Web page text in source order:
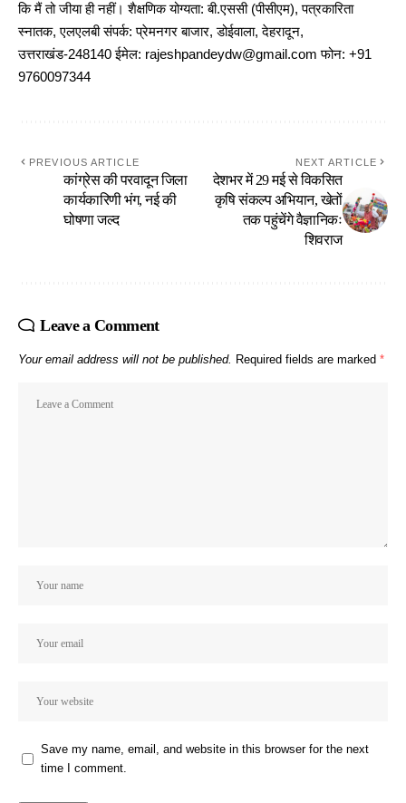
कि मैं तो जीया ही नहीं। शैक्षणिक योग्यता: बी.एससी (पीसीएम), पत्रकारिता
स्नातक, एलएलबी संपर्क: प्रेमनगर बाजार, डोईवाला, देहरादून,
उत्तराखंड-248140 ईमेल: rajeshpandeydw@gmail.com फोन: +91
9760097344
PREVIOUS ARTICLE
कांग्रेस की परवादून जिला
कार्यकारिणी भंग, नई की
घोषणा जल्द
NEXT ARTICLE
देशभर में 29 मई से विकसित
कृषि संकल्प अभियान, खेतों
तक पहुंचेंगे वैज्ञानिकः
शिवराज
Leave a Comment
Your email address will not be published. Required fields are marked *
Save my name, email, and website in this browser for the next
time I comment.